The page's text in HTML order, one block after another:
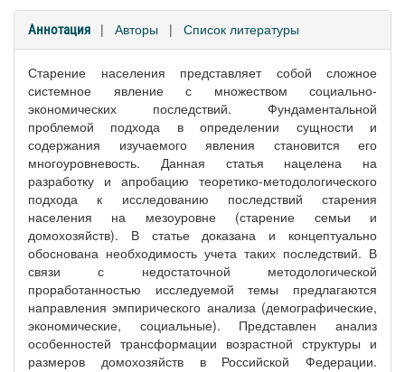
Аннотация | Авторы | Список литературы
Старение населения представляет собой сложное
системное явление с множеством социально-
экономических последствий. Фундаментальной
проблемой подхода в определении сущности и
содержания изучаемого явления становится его
многоуровневость. Данная статья нацелена на
разработку и апробацию теоретико-методологического
подхода к исследованию последствий старения
населения на мезоуровне (старение семьи и
домохозяйств). В статье доказана и концептуально
обоснована необходимость учета таких последствий. В
связи с недостаточной методологической
проработанностью исследуемой темы предлагаются
направления эмпирического анализа (демографические,
экономические, социальные). Представлен анализ
особенностей трансформации возрастной структуры и
размеров домохозяйств в Российской Федерации.